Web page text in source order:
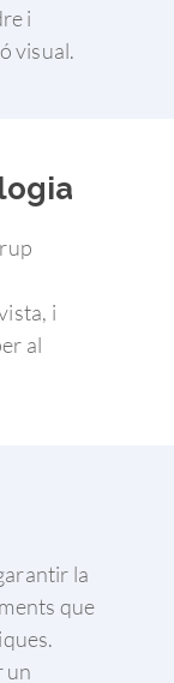
i
visual.
i
al
la
que
un